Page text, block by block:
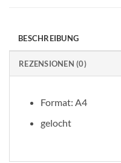
BESCHREIBUNG
REZENSIONEN (0)
Format: A4
gelocht